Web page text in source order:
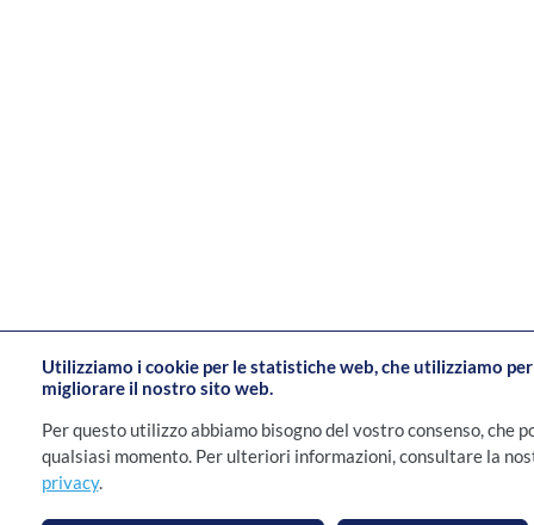
Utilizziamo i cookie per le statistiche web, che utilizziamo
migliorare il nostro sito web.
Per questo utilizzo abbiamo bisogno del vostro consenso, che
qualsiasi momento. Per ulteriori informazioni, consultare la
privacy.